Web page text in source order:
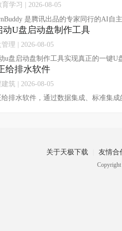
学习 | 2026-08-05
动U盘启动盘制作工具
理 | 2026-08-05
给排水软件
筑 | 2026-08-05
关于天极下载 友情合